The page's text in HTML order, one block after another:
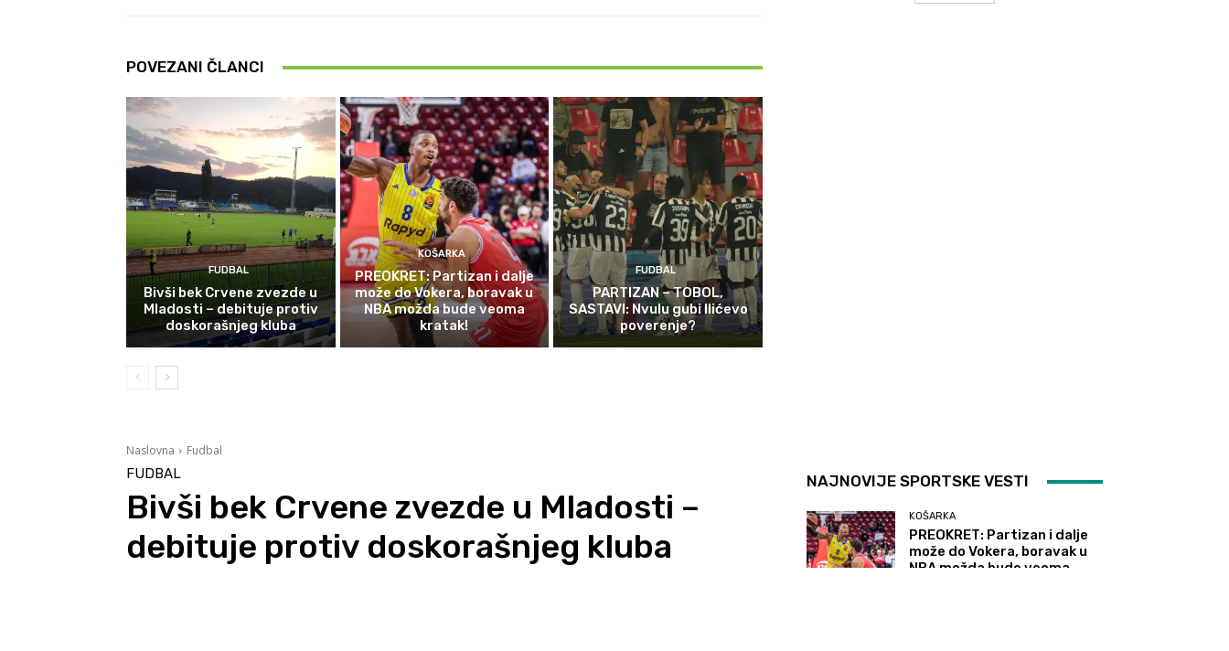
POVEZANI ČLANCI
FUDBAL
Bivši bek Crvene zvezde u
Mladosti – debituje protiv
doskorašnjeg kluba
KOŠARKA
PREOKRET: Partizan i dalje
može do Vokera, boravak u
NBA možda bude veoma
kratak!
FUDBAL
PARTIZAN – TOBOL,
SASTAVI: Nvulu gubi Ilićevo
poverenje?